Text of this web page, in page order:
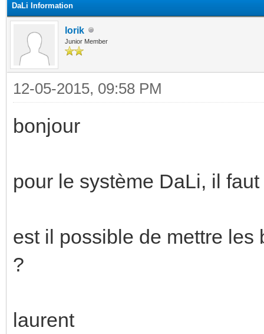
DaLi Information
lorik
Junior Member
12-05-2015, 09:58 PM
bonjour
pour le système DaLi, il
est il possible de mettre
?
laurent